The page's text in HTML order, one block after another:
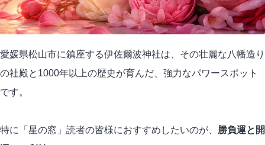
愛媛県松山市に鎮座する伊佐爾波神社は、その壮麗な八幡造り
の社殿と1000年以上の歴史が育んだ、強力なパワースポット
です。
特に「星の窓」読者の皆様におすすめしたいのが、 勝負運と開